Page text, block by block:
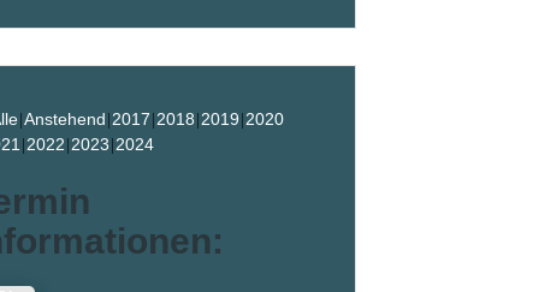
Anstehend 2017 2018 2019 2020
2022 2023 2024